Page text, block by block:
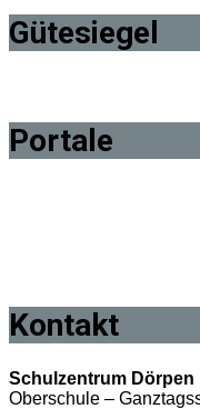
Gütesiegel
Portale
Kontakt
Schulzentrum Dörpen
Oberschule –